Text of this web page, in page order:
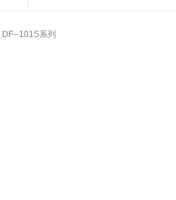
| DF--101S系列